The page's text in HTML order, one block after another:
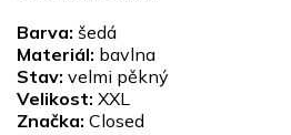
Barva: šedá
Materiál: bavlna
Stav: velmi pěkný
Velikost: XXL
Značka: Closed